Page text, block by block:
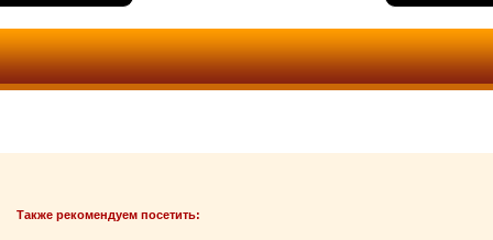
Также рекомендуем посетить: